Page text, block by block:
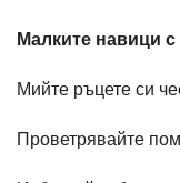
Малките навици
Мийте ръцете си
Проветрявайте